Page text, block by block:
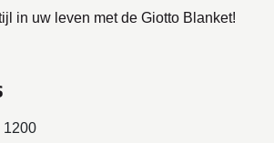
in uw leven met de Giotto Blanket!
1200